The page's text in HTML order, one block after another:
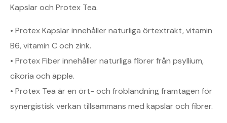
Kapslar och Protex Tea.
• Protex Kapslar innehåller naturliga örtextrakt, vitamin
B6, vitamin C och zink.
• Protex Fiber innehåller naturliga fibrer från psyllium,
cikoria och äpple.
• Protex Tea är en ört- och fröblandning framtagen för
synergistisk verkan tillsammans med kapslar och fibrer.